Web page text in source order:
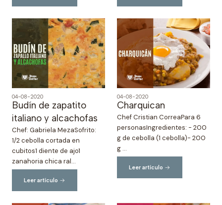
04-08-2020
Budín de zapatito
italiano y alcachofas
Chef: Gabriela MezaSofrito:⁣
1/2 cebolla cortada en
cubitos⁣1 diente de ajo⁣1
zanahoria chica ral...
Leer artículo
04-08-2020
Charquican
Chef Cristian CorreaPara 6
personasIngredientes: - 200
g de cebolla (1 cebolla)- 200
g ...
Leer artículo